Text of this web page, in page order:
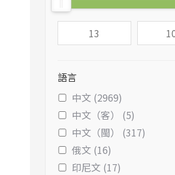
語言
中文 (2969)
中文（客） (5)
中文（閩） (317)
俄文 (16)
印尼文 (17)